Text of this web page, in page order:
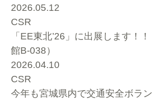
2026.05.12
CSR
「EE東北’26」に出展します！
館B-038）
2026.04.10
CSR
今年も宮城県内で交通安全ボラ